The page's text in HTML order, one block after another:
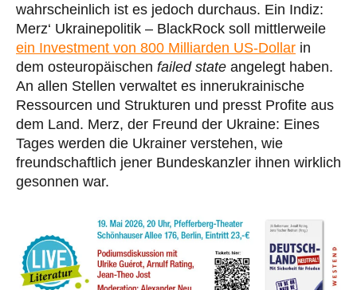
wahrscheinlich ist es jedoch durchaus. Ein Indiz:
Merz‘ Ukrainepolitik – BlackRock soll mittlerweile
ein Investment von 800 Milliarden US-Dollar in
dem osteuropäischen failed state angelegt haben.
An allen Stellen verwaltet es innerukrainische
Ressourcen und Strukturen und presst Profite aus
dem Land. Merz, der Freund der Ukraine: Eines
Tages werden die Ukrainer verstehen, wie
freundschaftlich jener Bundeskanzler ihnen wirklich
gesonnen war.